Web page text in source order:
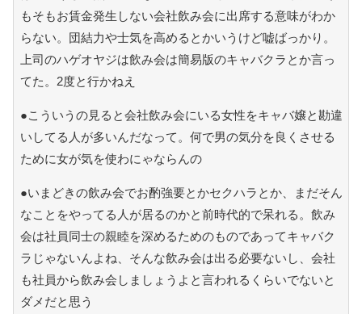
もそもお賃金発生しない会社飲み会に出席する意味がわか
らない。団結力や士気を高めるとかいうけど嘘ばっかり。
上司のハゲオヤジは飲み会は簡易版のキャバクラとか言っ
てた。2度と行かねえ
●こういうの見ると会社飲み会にいる女性をキャバ嬢と勘違
いしてる人が多いんだなって。何で男の気分を良くさせる
ために女が気を使わにゃならんの
●いまどきの飲み会でお酌強要とかセクハラとか、まだそん
なことをやってる人が居るのかと前時代的で呆れる。飲み
会は社員同士の親睦を深めるためのものであってキャバク
ラじゃないんよね、そんな飲み会は出る必要ないし、会社
も社員から飲み会しましょうよと言われるくらいでないと
ダメだと思う